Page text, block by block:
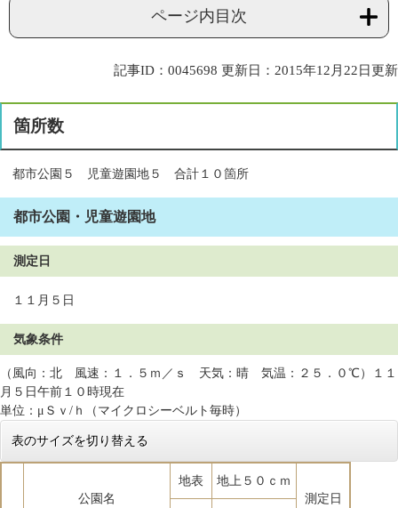
ページ内目次
記事ID：0045698 更新日：2015年12月22日更新
箇所数
都市公園５ 児童遊園地５ 合計１０箇所
都市公園・児童遊園地
測定日
１１月５日
気象条件
（風向：北 風速：１．５ｍ／ｓ 天気：晴 気温：２５．０℃）１１
月５日午前１０時現在
単位：μＳｖ/ｈ（マイクロシーベルト毎時）
表のサイズを切り替える
公園名
地表
地上５０ｃｍ
測定日